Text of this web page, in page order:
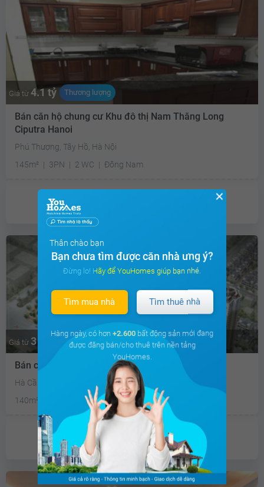
Giá từ 4.1 tỷ Thương lượng
Bán căn hộ chung cư Khu đô thị Nam Thăng Long
Ciputra Hanoi
Phú Thượng, Tây Hồ, Hà Nội
145m²
3PN 2 WC Đông Nam
Giá từ 3 tỷ Thương lượng
Bán căn hộ chung cư Chung cư Hyundai - hillstate
Hà Cầu, Hà Đông, Hà Nội
140m²
3 WC Đông
ưu đãi
✕
Thân chào bạn
Bạn chưa tìm được căn nhà ưng ý?
Đừng lo! Hãy để YouHomes giúp bạn nhé.
Tìm mua nhà Tìm thuê nhà
Hàng ngày, có hơn +2.600 bất động sản mới đang
được đăng bán/cho thuê trên nền tảng
YouHomes.